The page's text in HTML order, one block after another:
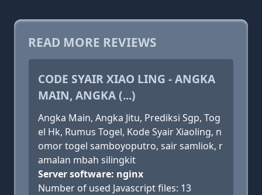
READ MORE REVIEWS
CODE SYAIR XIAO LING - ANGKA
MAIN, ANGKA (...)
Angka Main, Angka Jitu, Prediksi Sgp, Tog
el Hk, Rumus Togel, Kode Syair Xiaoling, n
omor togel samboyoputro, sair samliok, r
amalan mbah silingkit
Server software: nginx
Number of used Javascript files: 13